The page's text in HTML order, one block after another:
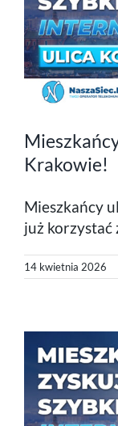
Krakowie!
Mieszkańcy
już korzystać
14 kwietnia 2026